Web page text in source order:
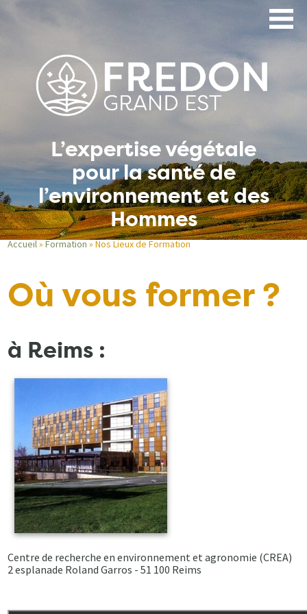
L’expertise végétale
pour la santé de
l’environnement et des
Hommes
d'Ariane
Accueil Formation Nos Lieux de Formation
Où vous former ?
à Reims :
Centre de recherche en environnement et agronomie (CREA)
2 esplanade Roland Garros - 51 100 Reims